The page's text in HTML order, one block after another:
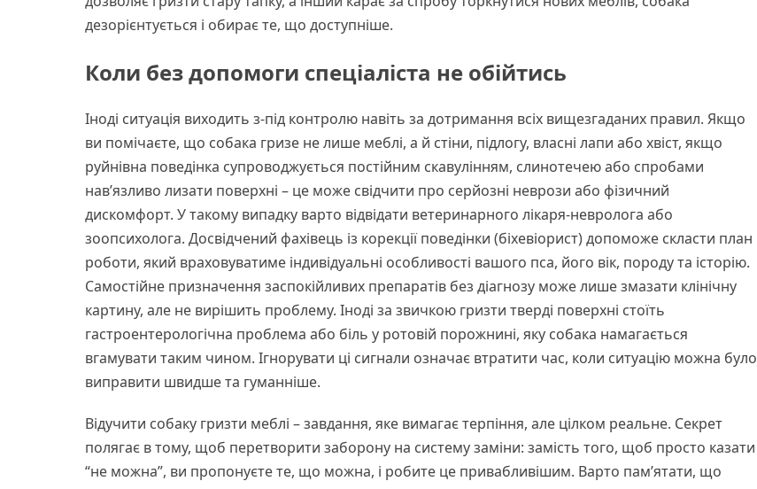
дезорієнтується і обирає те, що доступніше.
Коли без допомоги спеціаліста не обійтись
Іноді ситуація виходить з-під контролю навіть за дотримання всіх вищезгаданих правил. Якщо
ви помічаєте, що собака гризе не лише меблі, а й стіни, підлогу, власні лапи або хвіст, якщо
руйнівна поведінка супроводжується постійним скавулінням, слинотечею або спробами
нав’язливо лизати поверхні – це може свідчити про серйозні неврози або фізичний
дискомфорт. У такому випадку варто відвідати ветеринарного лікаря-невролога або
зоопсихолога. Досвідчений фахівець із корекції поведінки (біхевіорист) допоможе скласти план
роботи, який враховуватиме індивідуальні особливості вашого пса, його вік, породу та історію.
Самостійне призначення заспокійливих препаратів без діагнозу може лише змазати клінічну
картину, але не вирішить проблему. Іноді за звичкою гризти тверді поверхні стоїть
гастроентерологічна проблема або біль у ротовій порожнині, яку собака намагається
вгамувати таким чином. Ігнорувати ці сигнали означає втратити час, коли ситуацію можна було
виправити швидше та гуманніше.
Відучити собаку гризти меблі – завдання, яке вимагає терпіння, але цілком реальне. Секрет
полягає в тому, щоб перетворити заборону на систему заміни: замість того, щоб просто казати
“не можна”, ви пропонуєте те, що можна, і робите це привабливішим. Варто пам’ятати, що